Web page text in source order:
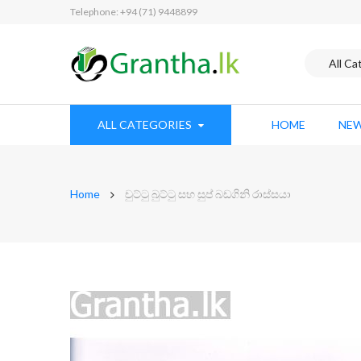
Telephone: +94 (71) 9448899
ALL CATEGORIES HOME
Home චුට්ටු බුට්ටු සහ සුප් බඩගිනි රාස්සයා
Skip
to